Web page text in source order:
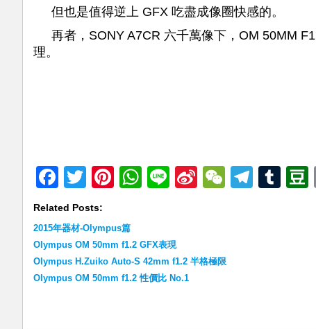
但也是值得逆上 GFX 吃盡成像圈快感的。
再者，SONY A7CR 六千萬像下，OM 50MM
理。
Facebook
TwitterPinterest
WhatsApp
LineSinaWeChat
Related Posts:
2015年器材-Olympus篇
Olympus OM 50mm f1.2 GFX表現
Olympus H.Zuiko Auto-S 42mm f1.2 半格極限
Olympus OM 50mm f1.2 性價比 No.1